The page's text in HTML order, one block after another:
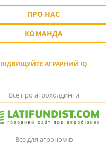
ПРО НАС
КОМАНДА
ПІДВИЩУЙТЕ АГРАРНИЙ IQ
Все про агрохолдинги
Все для агрономів